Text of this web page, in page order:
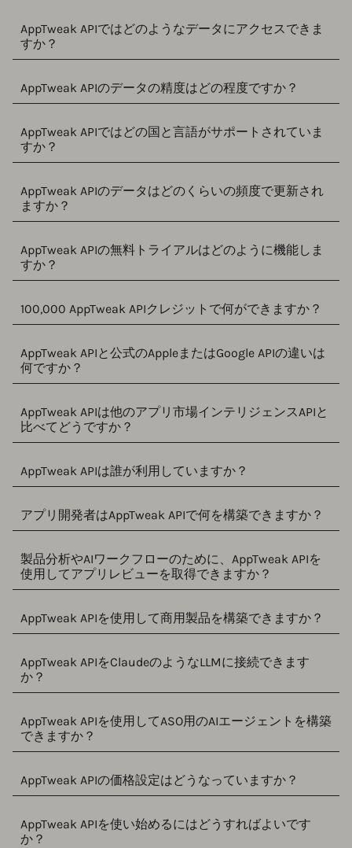
AppTweak APIではどのようなデータにアクセスできま
すか？
AppTweak APIのデータの精度はどの程度ですか？
AppTweak APIではどの国と言語がサポートされていま
すか？
AppTweak APIのデータはどのくらいの頻度で更新され
ますか？
AppTweak APIの無料トライアルはどのように機能しま
すか？
100,000 AppTweak APIクレジットで何ができますか？
AppTweak APIと公式のAppleまたはGoogle APIの違いは
何ですか？
AppTweak APIは他のアプリ市場インテリジェンスAPIと
比べてどうですか？
AppTweak APIは誰が利用していますか？
アプリ開発者はAppTweak APIで何を構築できますか？
製品分析やAIワークフローのために、AppTweak APIを
使用してアプリレビューを取得できますか？
AppTweak APIを使用して商用製品を構築できますか？
AppTweak APIをClaudeのようなLLMに接続できます
か？
AppTweak APIを使用してASO用のAIエージェントを構築
できますか？
AppTweak APIの価格設定はどうなっていますか？
AppTweak APIを使い始めるにはどうすればよいです
か？